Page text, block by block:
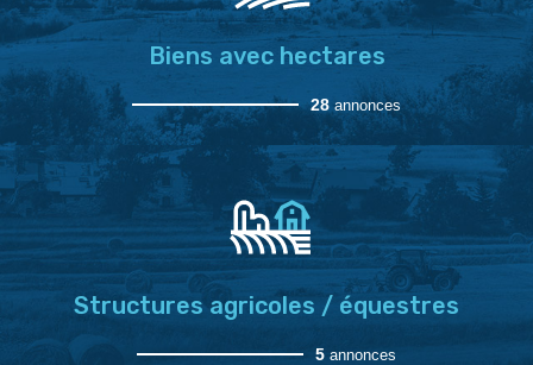
Biens avec hectares
28 annonces
Structures agricoles / équestres
5 annonces